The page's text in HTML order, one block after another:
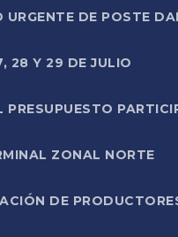
DE POSTE
28 Y 29 DE JULIO
ZONAL NORTE
DE